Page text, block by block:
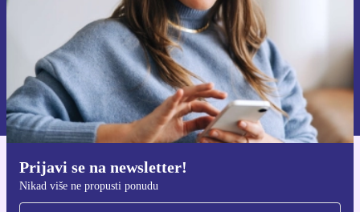
Prijavi se na newsletter!
Nikad više ne propusti ponudu
Zatraži kupon
Informacije o korištenju osobnih podataka možeš pronaći u našim
Pravilima privatnosti.
Preuzmi refurbed aplikaciju
Za iOS i Android